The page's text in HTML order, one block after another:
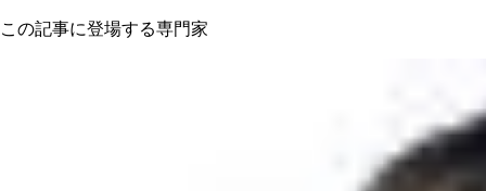
この記事に登場する専門家